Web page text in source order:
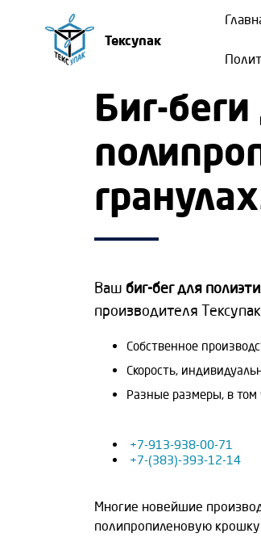
Тексупак
Биг-
Ваш биг-бег для
производителя
Собственное
Скорость,
Разные размеры, в том
+7-913-938-00-71
+7-(383)-393-12-14
Многие новейшие
полипропиленовую крошку